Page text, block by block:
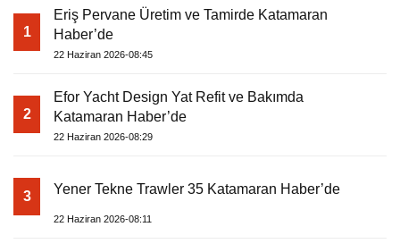
1
Eriş Pervane Üretim ve Tamirde Katamaran
Haber’de
22 Haziran 2026-08:45
2
Efor Yacht Design Yat Refit ve Bakımda
Katamaran Haber’de
22 Haziran 2026-08:29
3 Yener Tekne Trawler 35 Katamaran Haber’de
22 Haziran 2026-08:11